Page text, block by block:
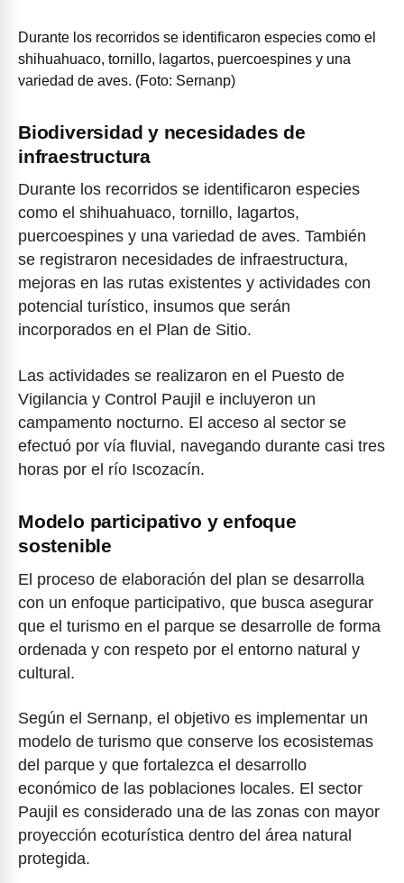
Durante los recorridos se identificaron especies como el
shihuahuaco, tornillo, lagartos, puercoespines y una
variedad de aves. (Foto: Sernanp)
Biodiversidad y necesidades de
infraestructura
Durante los recorridos se identificaron especies
como el shihuahuaco, tornillo, lagartos,
puercoespines y una variedad de aves. También
se registraron necesidades de infraestructura,
mejoras en las rutas existentes y actividades con
potencial turístico, insumos que serán
incorporados en el Plan de Sitio.
Las actividades se realizaron en el Puesto de
Vigilancia y Control Paujil e incluyeron un
campamento nocturno. El acceso al sector se
efectuó por vía fluvial, navegando durante casi tres
horas por el río Iscozacín.
Modelo participativo y enfoque
sostenible
El proceso de elaboración del plan se desarrolla
con un enfoque participativo, que busca asegurar
que el turismo en el parque se desarrolle de forma
ordenada y con respeto por el entorno natural y
cultural.
Según el Sernanp, el objetivo es implementar un
modelo de turismo que conserve los ecosistemas
del parque y que fortalezca el desarrollo
económico de las poblaciones locales. El sector
Paujil es considerado una de las zonas con mayor
proyección ecoturística dentro del área natural
protegida.